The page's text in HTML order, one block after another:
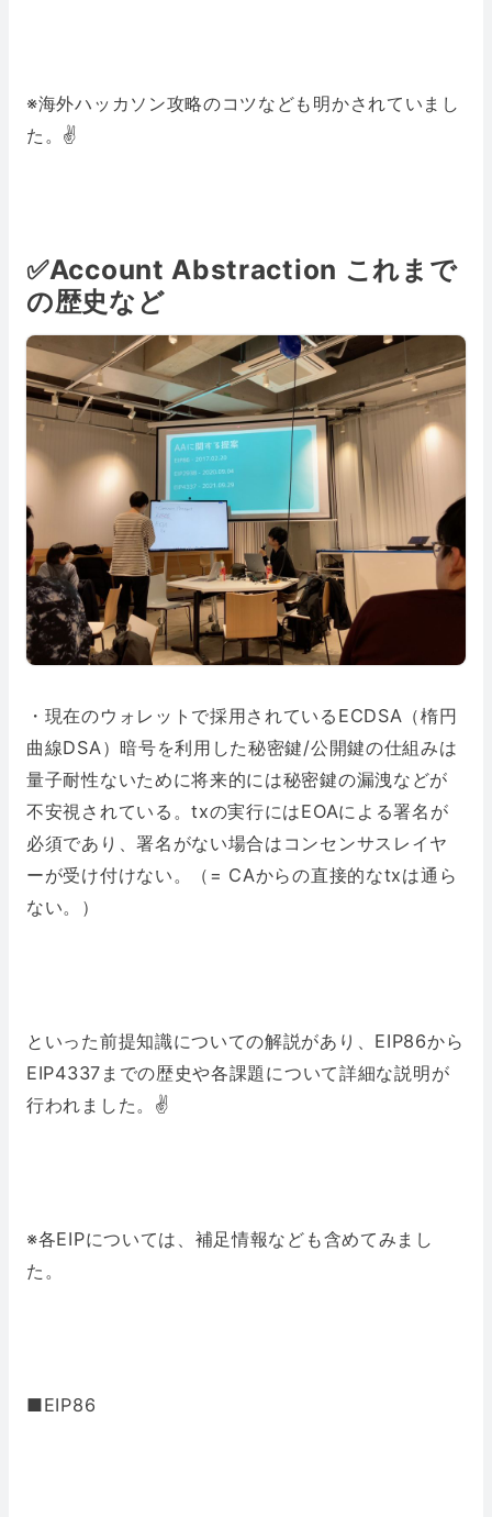
※海外ハッカソン攻略のコツなども明かされていまし
た。✌️
✅Account Abstraction これまで
の歴史など
・現在のウォレットで採用されているECDSA（楕円
曲線DSA）暗号を利用した秘密鍵/公開鍵の仕組みは
量子耐性ないために将来的には秘密鍵の漏洩などが
不安視されている。txの実行にはEOAによる署名が
必須であり、署名がない場合はコンセンサスレイヤ
ーが受け付けない。（= CAからの直接的なtxは通ら
ない。）
といった前提知識についての解説があり、EIP86から
EIP4337までの歴史や各課題について詳細な説明が
行われました。✌️
※各EIPについては、補足情報なども含めてみまし
た。
■EIP86